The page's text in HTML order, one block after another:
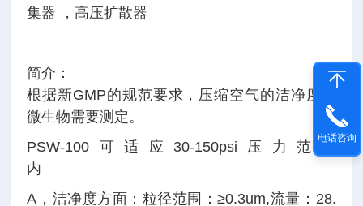
集器 ，高压扩散器
简介：
根据新GMP的规范要求，压缩空气的洁净度及
微生物需要测定。
PSW-100可适应30-150psi压力范围
内
A，洁净度方面：粒径范围：≥0.3um,流量：28.
电话咨询